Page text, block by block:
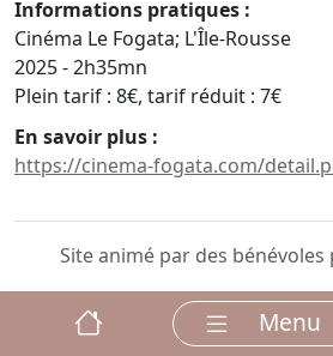
Informations pratiques :
Cinéma Le Fogata; L'Île-Rousse
2025 - 2h35mn
Plein tarif : 8€, tarif réduit : 7€
En savoir plus :
https://cinema-fogata.com/
Site animé par des bénévoles
Menu